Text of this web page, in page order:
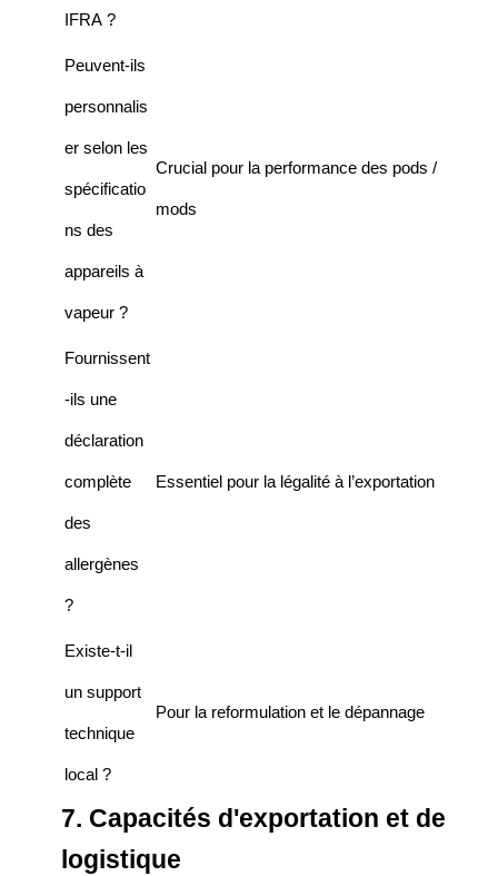
IFRA ?
Peuvent-ils
personnalis
er selon les
spécificatio
ns des
appareils à
vapeur ?
Crucial pour la performance des pods /
mods
Fournissent
-ils une
déclaration
complète
des
allergènes
?
Essentiel pour la légalité à l’exportation
Existe-t-il
un support
technique
local ?
Pour la reformulation et le dépannage
7. Capacités d'exportation et de
logistique